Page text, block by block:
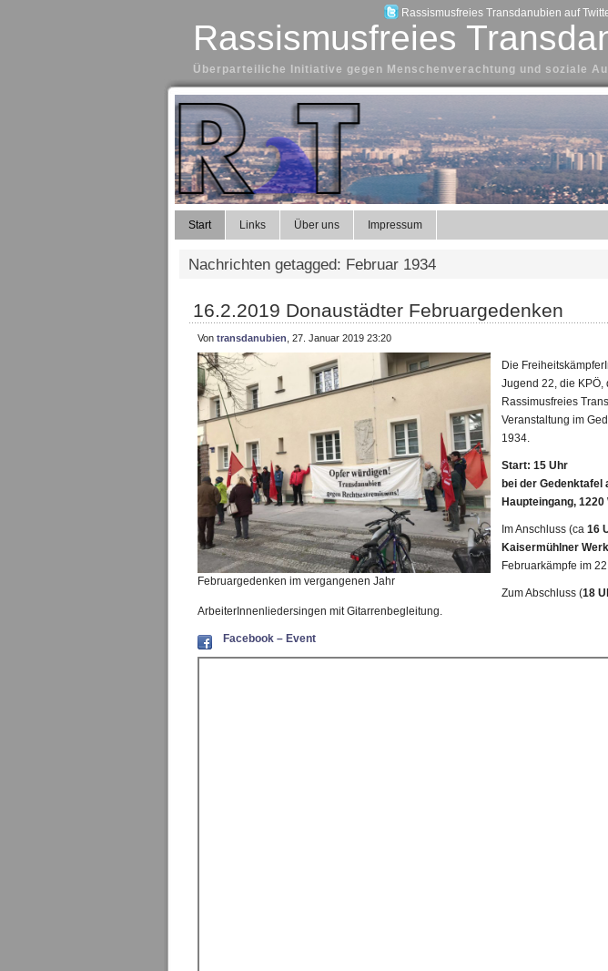
Rassismusfreies Transdanubien auf
Rassismusfreies
Überparteiliche Initiative gegen Menschenverachtung und soziale
Start Links Über uns Impressum
Nachrichten getagged: Februar 1934
16.2.2019 Donaustädter Februargedenken
Von transdanubien , 27. Januar 2019 23:20
Februargedenken im vergangenen Jahr
Die
Jugend 22, die KPÖ,
Rassimusfreies
Veranstaltung im
1934.
Start: 15 Uhr
bei der Gedenktafel
Haupteingang, 1220
Im Anschluss (ca16
Kaisermühlner
Februarkämpfe im
Zum Abschluss (18
ArbeiterInnenliedersingen mit Gitarrenbegleitung.
Facebook – Event